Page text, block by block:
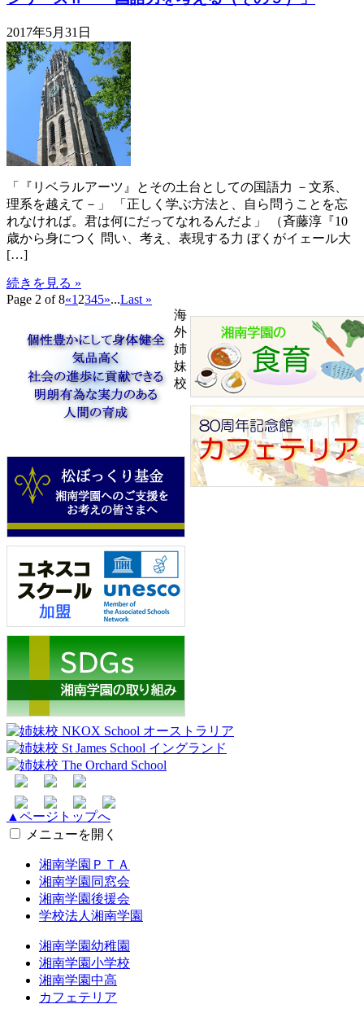
2017年5月31日
「『リベラルアーツ』とその土台としての国語力 －文系、
理系を越えて－」 「正しく学ぶ方法と、自ら問うことを忘
れなければ。君は何にだってなれるんだよ」 （斉藤淳『10
歳から身につく 問い、考え、表現する力 ぼくがイェール大
[…]
続きを見る »
Page 2 of 8«1 2345»...Last »
海
外
姉
妹
校
▲ページトップへ
メニューを開く
湘南学園ＰＴＡ
湘南学園同窓会
湘南学園後援会
学校法人湘南学園
湘南学園幼稚園
湘南学園小学校
湘南学園中高
カフェテリア